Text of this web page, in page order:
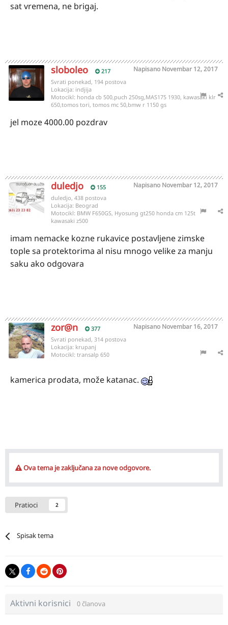
sat vremena, ne brigaj.
sloboleo 217 Napisano Novembar 12, 2017
Svrati ponekad, 194 postova
Lokacija: indjija
Motocikl: honda cb 500,puch 250sg,MAS175 1930, kawasaki klr
650,tomos tori, tomos mc 50,bmw r 1150 gs
jel moze 4000.00 pozdrav
duledjo 155 Napisano Novembar 12, 2017
duledjo, 438 postova
Lokacija: Beograd
Motocikl: BMW F650GS, Hyosung gt250 honda cm 125t
kawasaki z500
imam nemacke kozne rukavice postavljene zimske
tople sa protektorima al nisu mnogo velike za manju
saku ako odgovara
zor@n 377 Napisano Novembar 16, 2017
Svrati ponekad, 314 postova
Lokacija: krupanj
Motocikl: transalp 650
kamerica prodata, može katanac.
Ova tema je zaključana za nove odgovore.
Pratioci 2
Spisak tema
Aktivni korisnici 0 članova